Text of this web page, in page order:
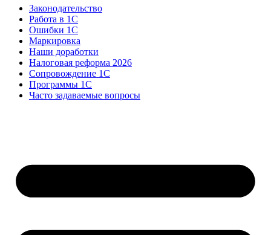
Законодательство
Работа в 1С
Ошибки 1С
Маркировка
Наши доработки
Налоговая реформа 2026
Сопровождение 1С
Программы 1С
Часто задаваемые вопросы